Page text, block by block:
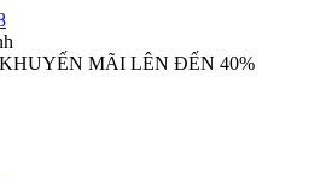
MÃI LÊN ĐẾN 40%